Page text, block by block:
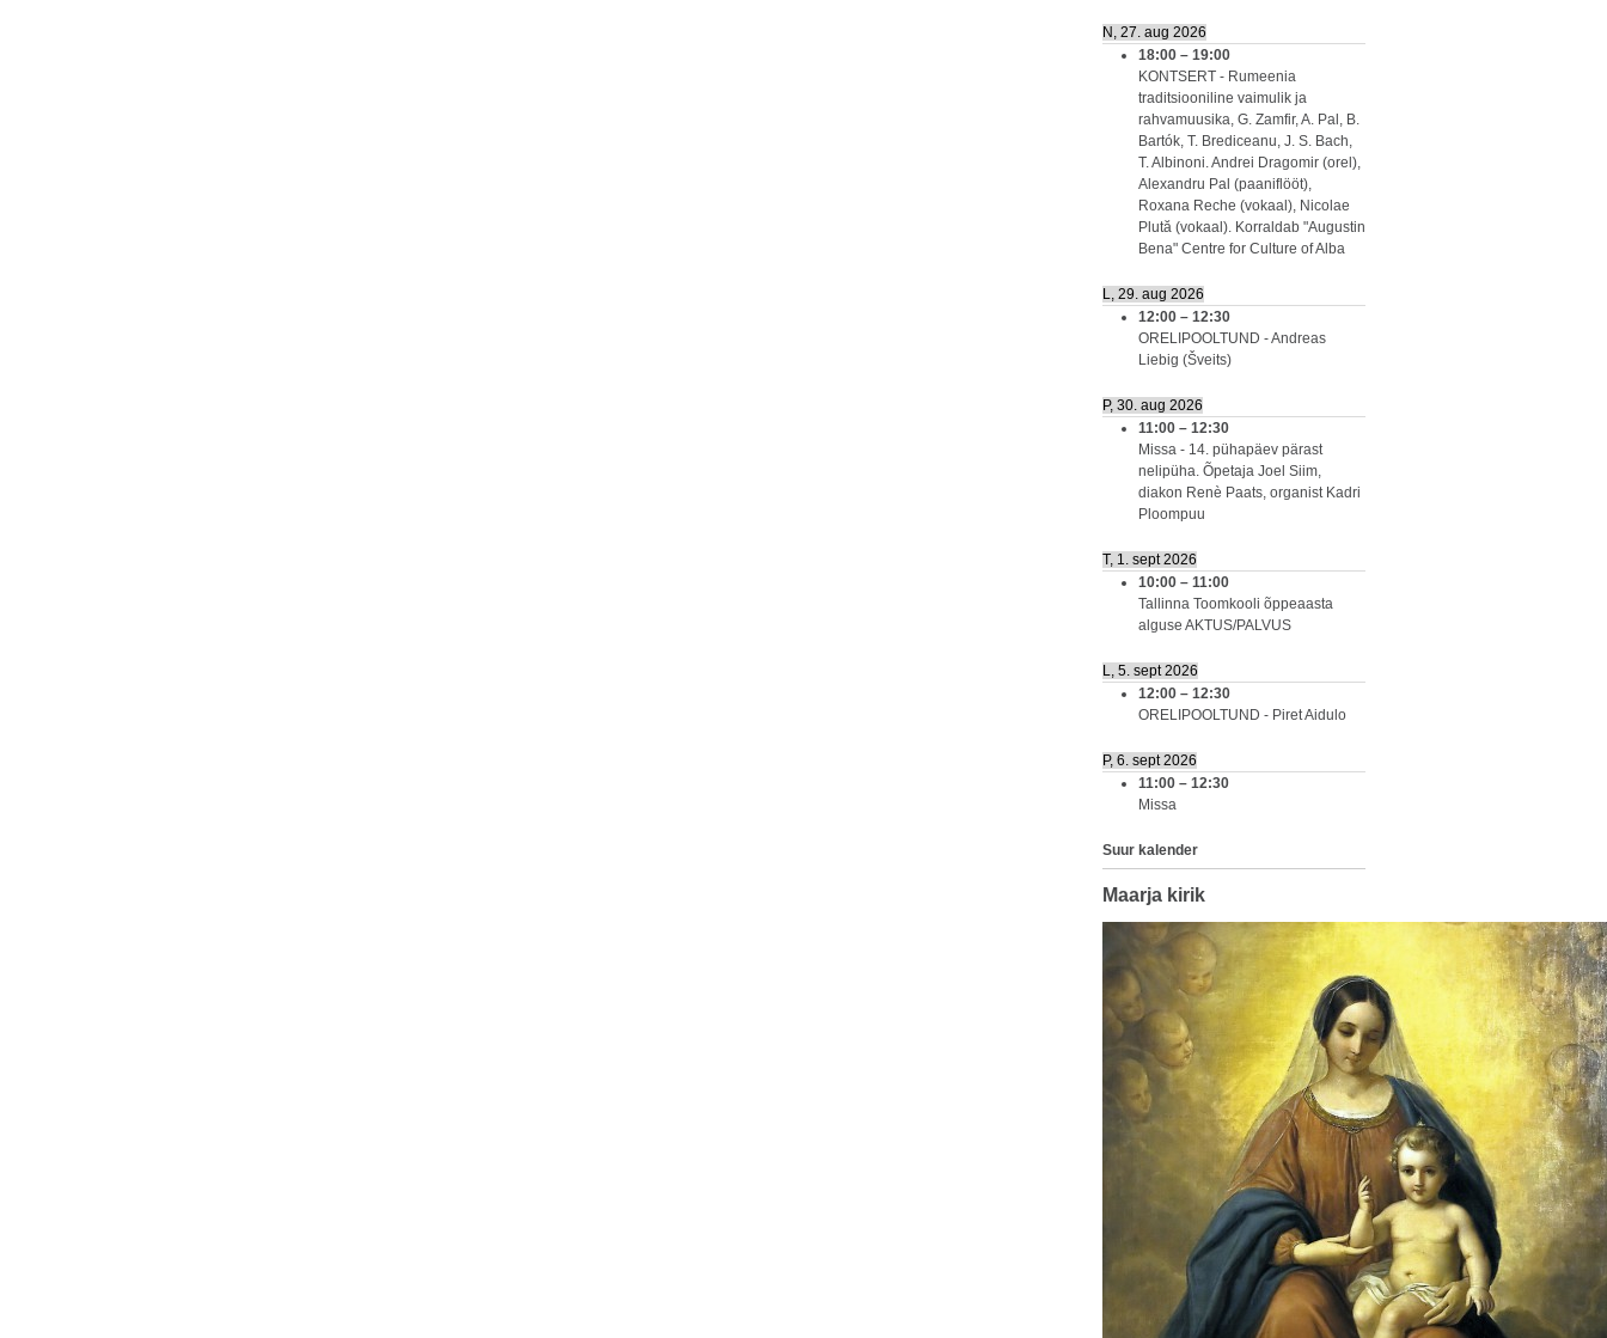
N, 27. aug 2026
18:00 – 19:00
KONTSERT - Rumeenia
traditsiooniline vaimulik ja
rahvamuusika, G. Zamfir, A. Pal, B.
Bartók, T. Brediceanu, J. S. Bach,
T. Albinoni. Andrei Dragomir (orel),
Alexandru Pal (paaniflööt),
Roxana Reche (vokaal), Nicolae
Plută (vokaal). Korraldab "Augustin
Bena" Centre for Culture of Alba
L, 29. aug 2026
12:00 – 12:30
ORELIPOOLTUND - Andreas
Liebig (Šveits)
P, 30. aug 2026
11:00 – 12:30
Missa - 14. pühapäev pärast
nelipüha. Õpetaja Joel Siim,
diakon Renè Paats, organist Kadri
Ploompuu
T, 1. sept 2026
10:00 – 11:00
Tallinna Toomkooli õppeaasta
alguse AKTUS/PALVUS
L, 5. sept 2026
12:00 – 12:30
ORELIPOOLTUND - Piret Aidulo
P, 6. sept 2026
11:00 – 12:30
Missa
Suur kalender
Maarja kirik